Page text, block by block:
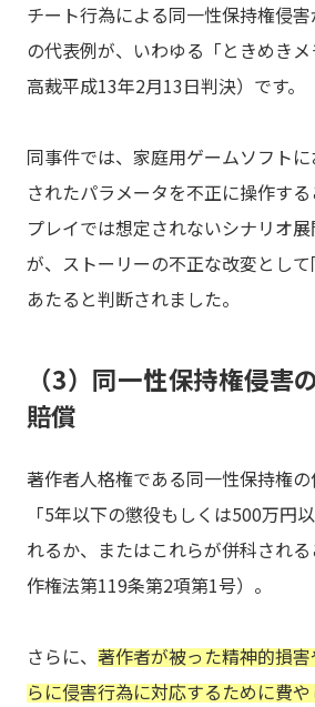
チート行為による同一性保持権侵
の代表例が、いわゆる「ときめき
高裁平成13年2月13日判決）です。
同事件では、家庭用ゲームソフト
されたパラメータを不正に操作す
プレイでは想定されないシナリオ
が、ストーリーの不正な改変とし
あたると判断されました。
（3）同一性保持権侵害
賠償
著作者人格権である同一性保持権の
「5年以下の懲役もしくは500万円
れるか、またはこれらが併科され
作権法第119条第2項第1号）。
さらに、 著作者が被った精神的損
らに侵害行為に対応するために費